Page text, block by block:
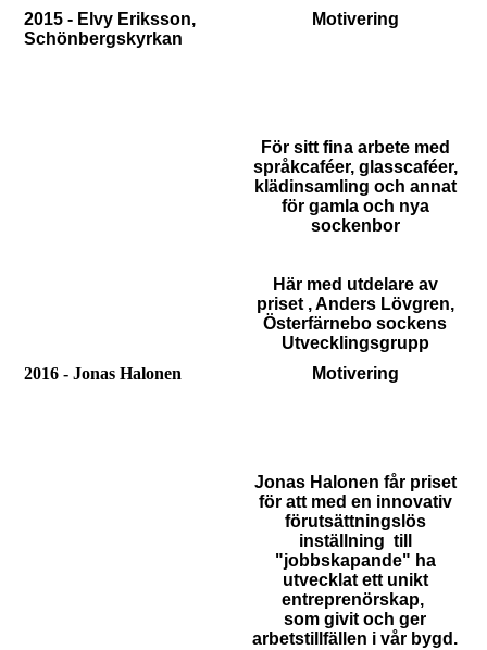
2015 - Elvy Eriksson,
Schönbergskyrkan
Motivering
För sitt fina arbete med
språkcaféer, glasscaféer,
klädinsamling och annat
för gamla och nya
sockenbor
Här med utdelare av
priset , Anders Lövgren,
Österfärnebo sockens
Utvecklingsgrupp
2016 - Jonas Halonen
Motivering
Jonas Halonen får priset
för att med en innovativ
förutsättningslös
inställning till
"jobbskapande" ha
utvecklat ett unikt
entreprenörskap,
som givit och ger
arbetstillfällen i vår bygd.